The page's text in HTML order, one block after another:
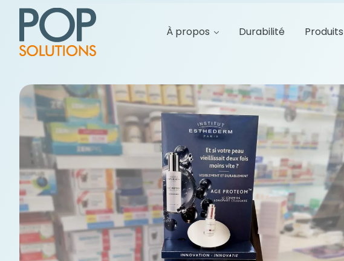
À propos Durabilité Produits